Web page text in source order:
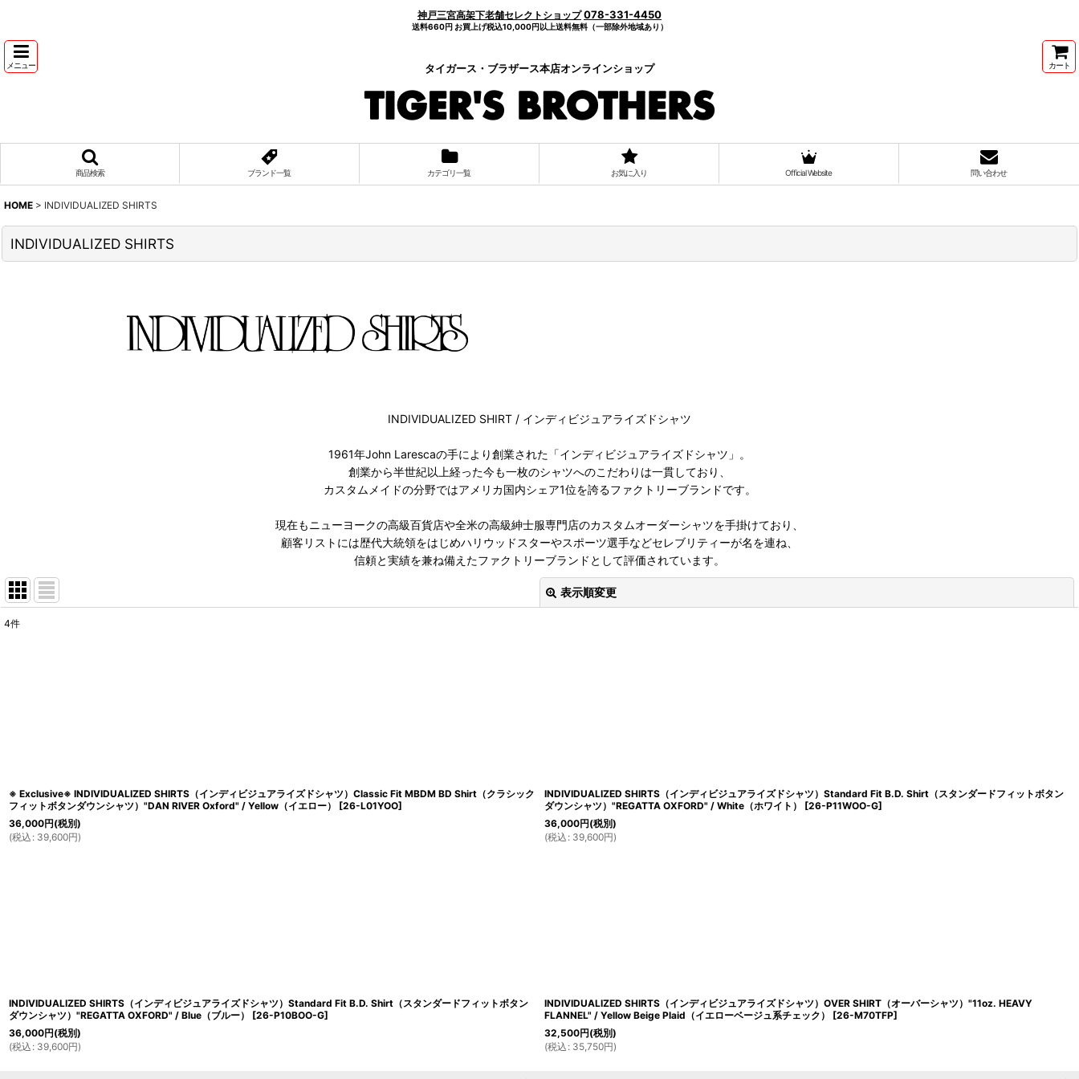
神戸三宮高架下老舗セレクトショップ 078-331-4450
送料660円 お買上げ税込10,000円以上送料無料（一部除外地域あり）
メニュー タイガース・ブラザース本店オンラインショップ カート
商品検索 ブランド一覧 カテゴリ一覧 お気に入り Official Website 問い合わせ
HOME > INDIVIDUALIZED SHIRTS
INDIVIDUALIZED SHIRTS
INDIVIDUALIZED SHIRT / インディビジュアライズドシャツ
1961年John Larescaの手により創業された「インディビジュアライズドシャツ」。
創業から半世紀以上経った今も一枚のシャツへのこだわりは一貫しており、
カスタムメイドの分野ではアメリカ国内シェア1位を誇るファクトリーブランドです。
現在もニューヨークの高級百貨店や全米の高級紳士服専門店のカスタムオーダーシャツを手掛けており、
顧客リストには歴代大統領をはじめハリウッドスターやスポーツ選手などセレブリティーが名を連ね、
信頼と実績を兼ね備えたファクトリーブランドとして評価されています。
表示順変更
4件
※ Exclusive※ INDIVIDUALIZED SHIRTS（インディビジュアライズドシャツ）Classic Fit MBDM BD Shirt（クラシック
フィットボタンダウンシャツ）"DAN RIVER Oxford" / Yellow（イエロー）
[26-L01YOO]
36,000円(税別)
(税込 : 39,600円)
INDIVIDUALIZED SHIRTS（インディビジュアライズドシャツ）Standard Fit B.D. Shirt（スタンダードフィットボタン
ダウンシャツ）"REGATTA OXFORD" / White（ホワイト）
[26-P11WOO-G]
36,000円(税別)
(税込 : 39,600円)
INDIVIDUALIZED SHIRTS（インディビジュアライズドシャツ）Standard Fit B.D. Shirt（スタンダードフィットボタン
ダウンシャツ）"REGATTA OXFORD" / Blue（ブルー）
[26-P10BOO-G]
36,000円(税別)
(税込 : 39,600円)
INDIVIDUALIZED SHIRTS（インディビジュアライズドシャツ）OVER SHIRT（オーバーシャツ）"11oz. HEAVY
FLANNEL" / Yellow Beige Plaid（イエローベージュ系チェック）
[26-M70TFP]
32,500円(税別)
(税込 : 35,750円)